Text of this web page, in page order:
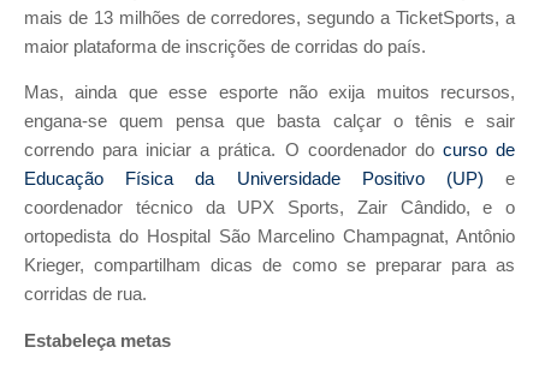
mais de 13 milhões de corredores, segundo a TicketSports, a
maior plataforma de inscrições de corridas do país.
Mas, ainda que esse esporte não exija muitos recursos,
engana-se quem pensa que basta calçar o tênis e sair
correndo para iniciar a prática. O coordenador do curso de
Educação Física da Universidade Positivo (UP) e
coordenador técnico da UPX Sports, Zair Cândido, e o
ortopedista do Hospital São Marcelino Champagnat, Antônio
Krieger, compartilham dicas de como se preparar para as
corridas de rua.
Estabeleça metas